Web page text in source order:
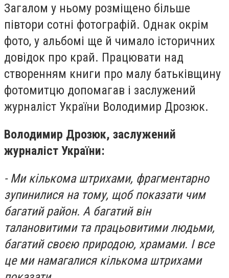
Загалом у ньому розміщено більше
півтори сотні фотографій. Однак окрім
фото, у альбомі ще й чимало історичних
довідок про край. Працювати над
створенням книги про малу батьківщину
фотомитцю допомагав і заслужений
журналіст України Володимир Дрозюк.
Володимир Дрозюк, заслужений
журналіст України:
- Ми кількома штрихами, фрагментарно
зупинилися на тому, щоб показати чим
багатий район. А багатий він
талановитими та працьовитими людьми,
багатий своєю природою, храмами. І все
це ми намагалися кількома штрихами